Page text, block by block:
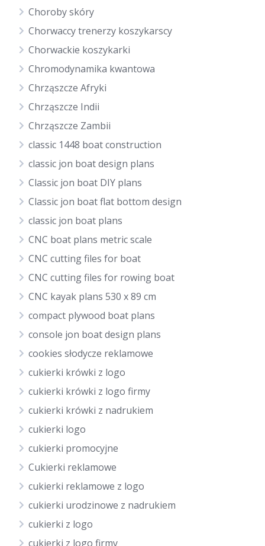
Choroby skóry
Chorwaccy trenerzy koszykarscy
Chorwackie koszykarki
Chromodynamika kwantowa
Chrząszcze Afryki
Chrząszcze Indii
Chrząszcze Zambii
classic 1448 boat construction
classic jon boat design plans
Classic jon boat DIY plans
Classic jon boat flat bottom design
classic jon boat plans
CNC boat plans metric scale
CNC cutting files for boat
CNC cutting files for rowing boat
CNC kayak plans 530 x 89 cm
compact plywood boat plans
console jon boat design plans
cookies słodycze reklamowe
cukierki krówki z logo
cukierki krówki z logo firmy
cukierki krówki z nadrukiem
cukierki logo
cukierki promocyjne
Cukierki reklamowe
cukierki reklamowe z logo
cukierki urodzinowe z nadrukiem
cukierki z logo
cukierki z logo firmy